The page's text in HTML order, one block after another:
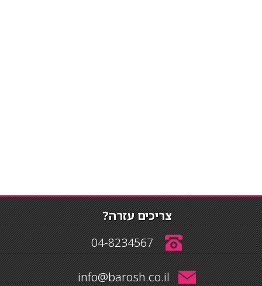
צריכים עזרה?
04-8234567
info@barosh.co.il